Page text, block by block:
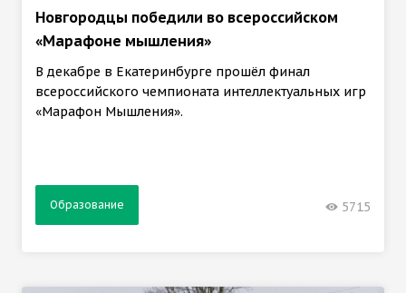
Новгородцы победили во всероссийском
«Марафоне мышления»
В декабре в Екатеринбурге прошёл финал
всероссийского чемпионата интеллектуальных игр
«Марафон Мышления».
Образование 5715